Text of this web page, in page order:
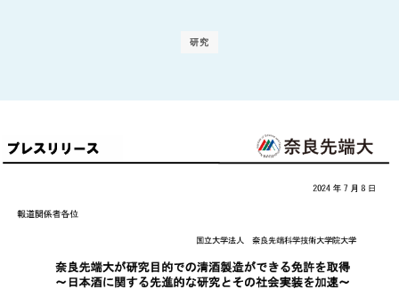
研究